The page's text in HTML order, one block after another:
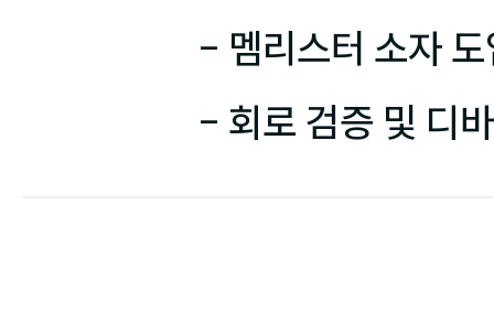
- 멤리스터 소자
- 회로 검증 및 디